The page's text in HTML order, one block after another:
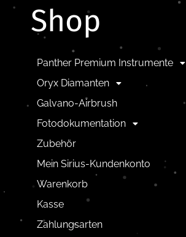
Shop
Panther Premium Instrumente
Oryx Diamanten
Galvano-Airbrush
Fotodokumentation
Zubehör
Mein Sirius-Kundenkonto
Warenkorb
Kasse
Zahlungsarten